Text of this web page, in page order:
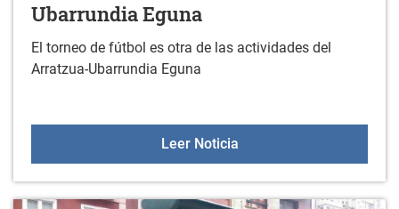
Ubarrundia Eguna
El torneo de fútbol es otra de las actividades del
Arratzua-Ubarrundia Eguna
Leer NoticiaTorneo de fútbol 5 del